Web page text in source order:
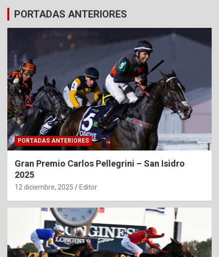
PORTADAS ANTERIORES
PORTADAS ANTERIORES
Gran Premio Carlos Pellegrini – San Isidro
2025
12 diciembre, 2025 Editor